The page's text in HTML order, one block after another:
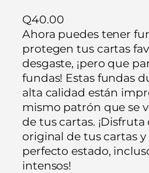
Q40.00
Ahora puedes tener
protegen tus cartas
desgaste, ¡pero que
fundas! Estas fundas
alta calidad están
mismo patrón que se
de tus cartas. ¡Disfruta
original de tus cartas y
perfecto estado,
intensos!